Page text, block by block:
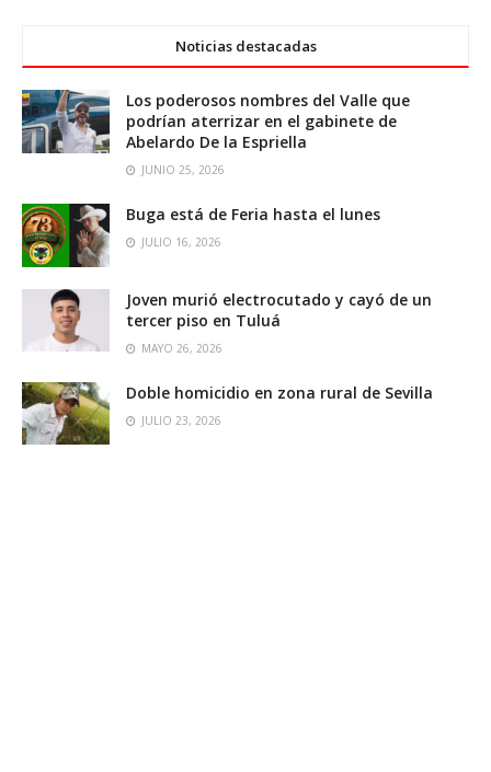
Noticias destacadas
Los poderosos nombres del Valle que
podrían aterrizar en el gabinete de
Abelardo De la Espriella
JUNIO 25, 2026
Buga está de Feria hasta el lunes
JULIO 16, 2026
Joven murió electrocutado y cayó de un
tercer piso en Tuluá
MAYO 26, 2026
Doble homicidio en zona rural de Sevilla
JULIO 23, 2026